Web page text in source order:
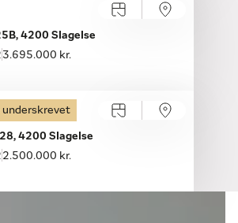
4200 Slagelse
3.695.000 kr.
4200 Slagelse
2.500.000 kr.